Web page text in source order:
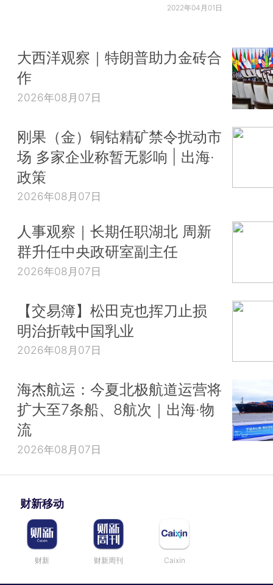
2022年04月01日
大西洋观察｜特朗普助力金砖合
作
2026年08月07日
刚果（金）铜钴精矿禁令扰动市
场 多家企业称暂无影响 | 出海·
政策
2026年08月07日
人事观察｜长期任职湖北 周新
群升任中央政研室副主任
2026年08月07日
【交易簿】松田克也挥刀止损
明治折戟中国乳业
2026年08月07日
海杰航运：今夏北极航道运营将
扩大至7条船、8航次｜出海·物
流
2026年08月07日
财新移动
财新 财新周刊 Caixin